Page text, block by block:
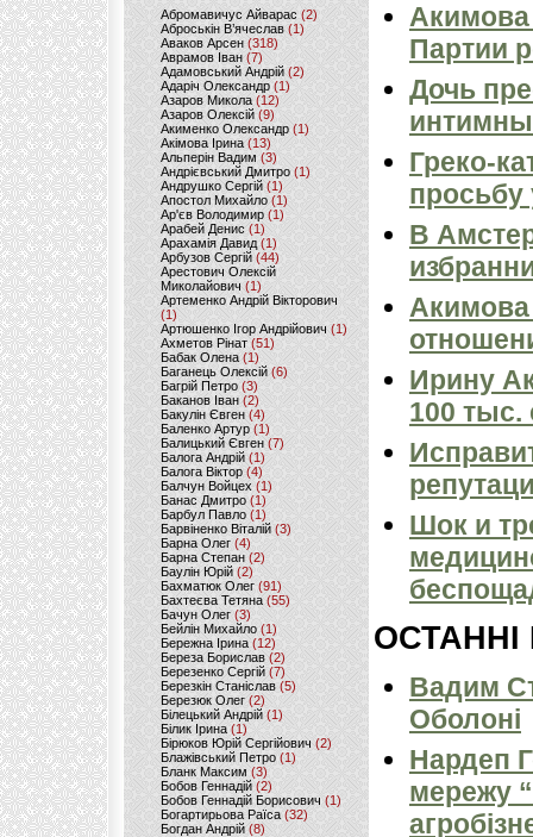
Абромавичус Айварас (2)
Аброськін В’ячеслав(1)
Аваков Арсен (318)
Аврамов Іван (7)
Адамовський Андрій(2)
Адаріч Олександр (1)
Азаров Микола (12)
Азаров Олексій (9)
Акименко Олександр(1)
Акімова Ірина(13)
Альперін Вадим (3)
Андрієвський Дмитро(1)
Андрушко Сергій(1)
Апостол Михайло(1)
Ар'єв Володимир (1)
Арабей Денис(1)
Арахамія Давид (1)
Арбузов Сергій (44)
Арестович Олексій
Миколайович(1)
Артеменко Андрій Вікторович
(1)
Артюшенко Ігор Андрійович(1)
Ахметов Рінат(51)
Бабак Олена(1)
Баганець Олексій(6)
Багрій Петро (3)
Баканов Іван(2)
Бакулін Євген (4)
Баленко Артур(1)
Балицький Євген(7)
Балога Андрій (1)
Балога Віктор (4)
Балчун Войцех (1)
Банас Дмитро (1)
Барбул Павло(1)
Барвіненко Віталій(3)
Барна Олег (4)
Барна Степан (2)
Баулін Юрій (2)
Бахматюк Олег (91)
Бахтеєва Тетяна(55)
Бачун Олег (3)
Бейлін Михайло (1)
Бережна Ірина(12)
Береза Борислав(2)
Березенко Сергій (7)
Березкін Станіслав (5)
Березюк Олег(2)
Білецький Андрій (1)
Білик Ірина (1)
Бірюков Юрій Сергійович (2)
Блажівський Петро (1)
Бланк Максим(3)
Бобов Геннадій (2)
Бобов Геннадій Борисович (1)
Богартирьова Раїса (32)
Богдан Андрій(8)
Партии
Дочь
Греко-
просьбу
В
Акимова
Ирину
100 тыс.
Шок и
ОСТАННІ
Вадим
Оболоні
Нардеп
мережу